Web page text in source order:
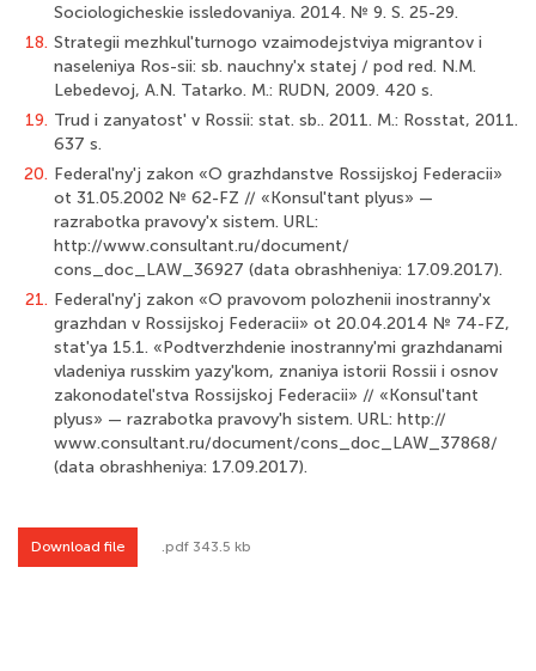
Sociologicheskie issledovaniya. 2014. № 9. S. 25-29.
18. Strategii mezhkul'turnogo vzaimodejstviya migrantov i
naseleniya Ros-sii: sb. nauchny'x statej / pod red. N.M.
Lebedevoj, A.N. Tatarko. M.: RUDN, 2009. 420 s.
19. Trud i zanyatost' v Rossii: stat. sb.. 2011. M.: Rosstat, 2011.
637 s.
20. Federal'ny'j zakon «O grazhdanstve Rossijskoj Federacii»
ot 31.05.2002 № 62-FZ // «Konsul'tant plyus» —
razrabotka pravovy'x sistem. URL:
http://www.consultant.ru/document/
cons_doc_LAW_36927 (data obrashheniya: 17.09.2017).
21. Federal'ny'j zakon «O pravovom polozhenii inostranny'x
grazhdan v Rossij­skoj Federacii» ot 20.04.2014 № 74-FZ,
stat'ya 15.1. «Podtverzhdenie inostranny'mi grazhdanami
vladeniya russkim yazy'kom, znaniya istorii Rossii i osnov
zakonodatel'stva Rossijskoj Federacii» // «Konsul'tant
plyus» — razrabotka pravovy'h sistem. URL: http://
www.consultant.ru/document/cons_doc_LAW_37868/
(data obrashheniya: 17.09.2017).
Download file .pdf 343.5 kb